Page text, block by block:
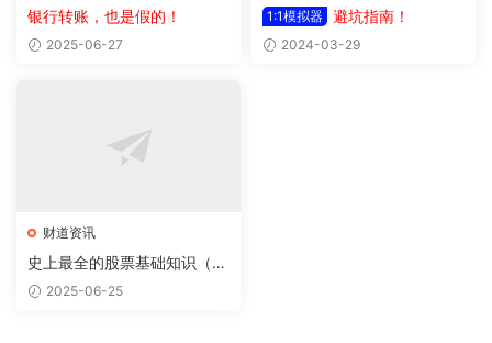
银行转账，也是假的！
2025-06-27
1:1模拟器 避坑指南！
2024-03-29
财道资讯
史上最全的股票基础知识（值
得收藏，闲时细品）！
2025-06-25